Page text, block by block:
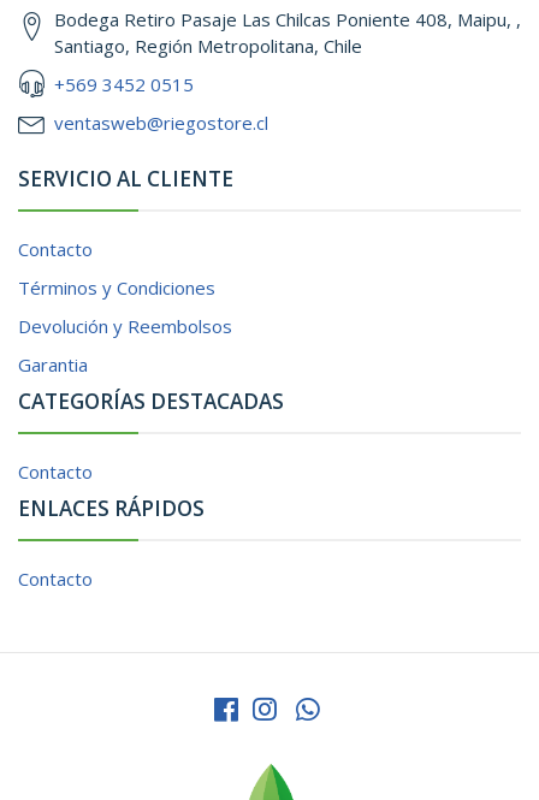
Bodega Retiro Pasaje Las Chilcas Poniente 408, Maipu, ,
Santiago, Región Metropolitana, Chile
+569 3452 0515
ventasweb@riegostore.cl
SERVICIO AL CLIENTE
Contacto
Términos y Condiciones
Devolución y Reembolsos
Garantia
CATEGORÍAS DESTACADAS
Contacto
ENLACES RÁPIDOS
Contacto